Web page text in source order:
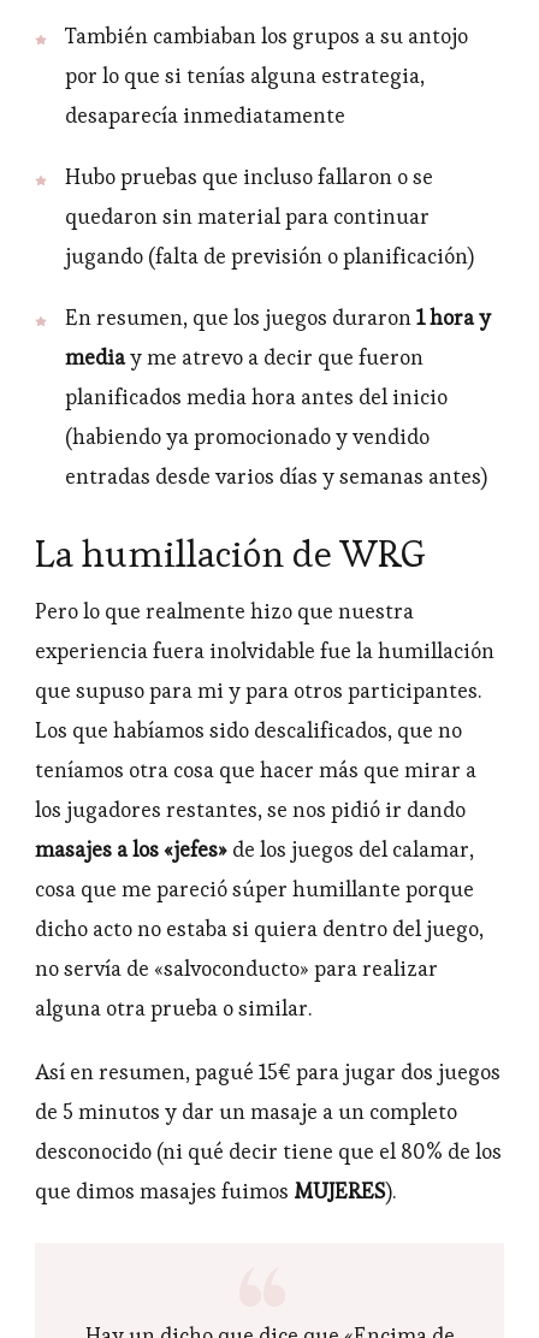
También cambiaban los grupos a su antojo
por lo que si tenías alguna estrategia,
desaparecía inmediatamente
Hubo pruebas que incluso fallaron o se
quedaron sin material para continuar
jugando (falta de previsión o planificación)
En resumen, que los juegos duraron1 hora y
mediay me atrevo a decir que fueron
planificados media hora antes del inicio
(habiendo ya promocionado y vendido
entradas desde varios días y semanas antes)
La humillación de WRG
Pero lo que realmente hizo que nuestra
experiencia fuera inolvidable fue la humillación
que supuso para mi y para otros participantes.
Los que habíamos sido descalificados, que no
teníamos otra cosa que hacer más que mirar a
los jugadores restantes, se nos pidió ir dando
masajes a los «jefes» de los juegos del calamar,
cosa que me pareció súper humillante porque
dicho acto no estaba si quiera dentro del juego,
no servía de «salvoconducto» para realizar
alguna otra prueba o similar.
Así en resumen, pagué 15€ para jugar dos juegos
de 5 minutos y dar un masaje a un completo
desconocido (ni qué decir tiene que el 80% de los
que dimos masajes fuimos MUJERES).